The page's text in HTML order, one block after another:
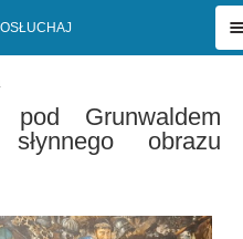
Grunwaldem
obrazu